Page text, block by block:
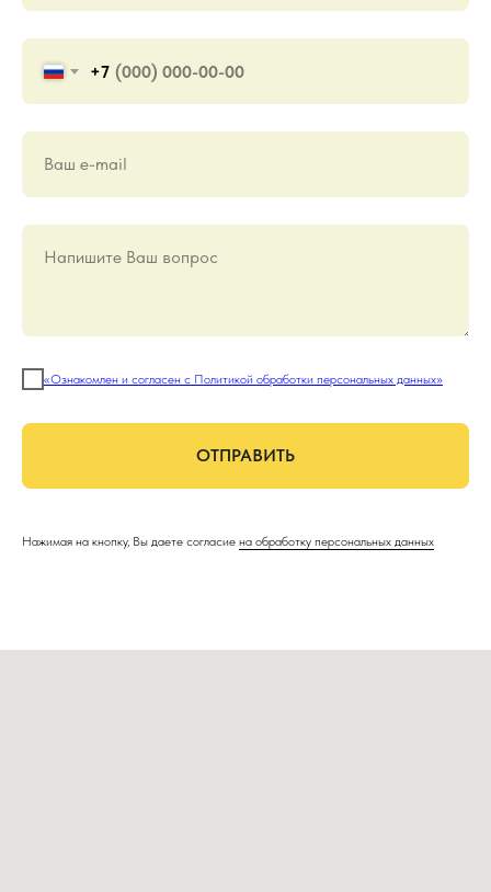
+7
Ваш е-mail
Напишите Ваш вопрос
«Ознакомлен и согласен с Политикой обработки персональных данных»
ОТПРАВИТЬ
Нажимая на кнопку, Вы даете согласие на обработку персональных данных